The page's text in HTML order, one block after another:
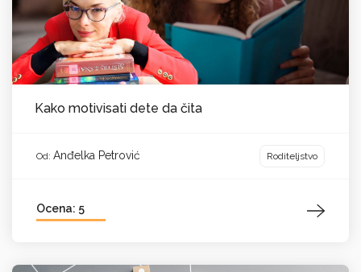
Kako motivisati dete da čita
Od: Anđelka Petrović Roditeljstvo
Ocena: 5